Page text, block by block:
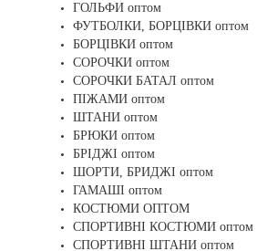
ГОЛЬФИ оптом
ФУТБОЛКИ, БОРЦІВКИ оптом
БОРЦІВКИ оптом
СОРОЧКИ оптом
СОРОЧКИ БАТАЛ оптом
ПІЖАМИ оптом
ШТАНИ оптом
БРЮКИ оптом
БРІДЖІ оптом
ШОРТИ, БРИДЖІ оптом
ГАМАШІ оптом
КОСТЮМИ ОПТОМ
СПОРТИВНІ КОСТЮМИ оптом
СПОРТИВНІ ШТАНИ оптом